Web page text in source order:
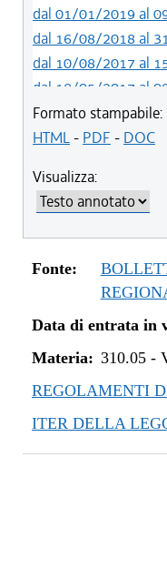
dal 01/01/2019 al
dal 16/08/2018 al
dal 10/08/2017 al
dal 18/05/2017 al
dal 13/08/2016 al
dal 13/01/2016 al
dal 07/01/2015 al
dal 08/08/2014 al
dal 16/11/2013 al
dal 07/01/2013 al
dal 29/11/2012 al
Formato stampabile:
HTML- PDF - DOC
Visualizza:
Fonte:
Data di entrata in
Materia: 310.05-
REGOLAMENTI
ITER DELLA